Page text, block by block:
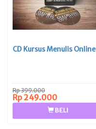
CD Kursus Menulis Online
Rp 399.000
Rp 249.000
BELI